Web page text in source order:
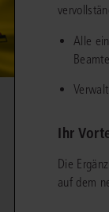
(Mo-Do 9-18
für eine
(Mo-Fr 8-
Alle
Ihr
Die
auf dem